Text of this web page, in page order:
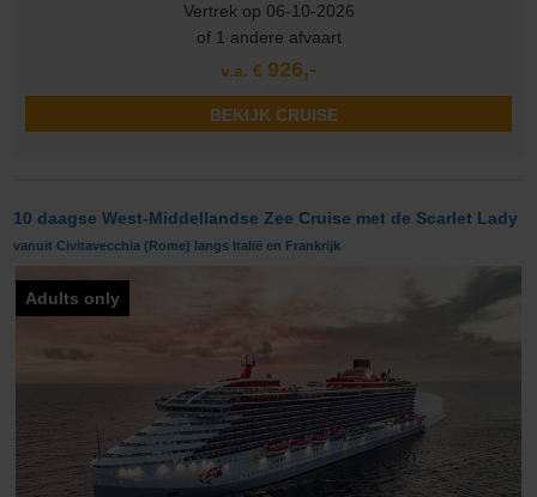
Vertrek op 06-10-2026
of 1 andere afvaart
v.a. € 926,-
BEKIJK CRUISE
10 daagse West-Middellandse Zee Cruise met de Scarlet Lady
vanuit Civitavecchia (Rome) langs Italië en Frankrijk
Adults only